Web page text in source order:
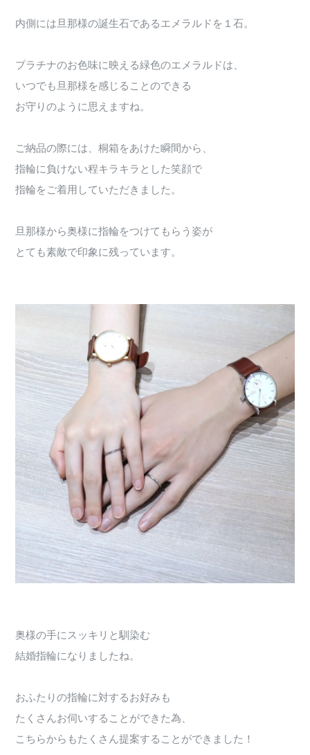
内側には旦那様の誕生石であるエメラルドを１石。
プラチナのお色味に映える緑色のエメラルドは、
いつでも旦那様を感じることのできる
お守りのように思えますね。
ご納品の際には、桐箱をあけた瞬間から、
指輪に負けない程キラキラとした笑顔で
指輪をご着用していただきました。
旦那様から奥様に指輪をつけてもらう姿が
とても素敵で印象に残っています。
奥様の手にスッキリと馴染む
結婚指輪になりましたね。
おふたりの指輪に対するお好みも
たくさんお伺いすることができた為、
こちらからもたくさん提案することができました！